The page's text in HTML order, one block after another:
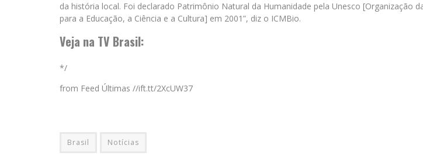
da história local. Foi declarado Patrimônio Natural da Humanidade pela Unesco [Organização
para a Educação, a Ciência e a Cultura] em 2001”, diz o ICMBio.
Veja na TV Brasil:
*/
from Feed Últimas //ift.tt/2XcUW37
Brasil Notícias